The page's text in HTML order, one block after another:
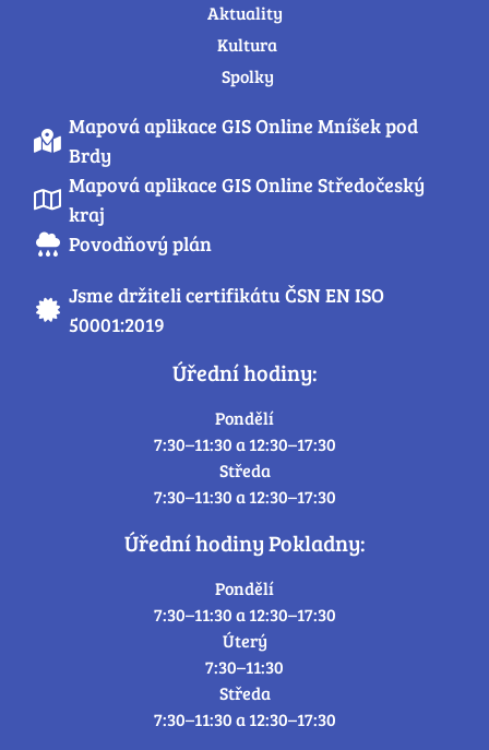
Aktuality
Kultura
Spolky
Mapová aplikace GIS Online Mníšek pod
Brdy
Mapová aplikace GIS Online Středočeský
kraj
Povodňový plán
Jsme držiteli certifikátu ČSN EN ISO
50001:2019
Úřední hodiny:
Pondělí
7:30–11:30 a 12:30–17:30
Středa
7:30–11:30 a 12:30–17:30
Úřední hodiny Pokladny:
Pondělí
7:30–11:30 a 12:30–17:30
Úterý
7:30–11:30
Středa
7:30–11:30 a 12:30–17:30